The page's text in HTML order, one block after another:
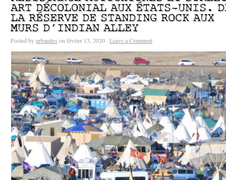
ART DÉCOLONIAL AUX ÉTATS-UNIS.
LA RÉSERVE DE STANDING ROCK AUX
MURS D’INDIAN ALLEY
Posted byurbanites on février 13, 2020 · Leave a Comment